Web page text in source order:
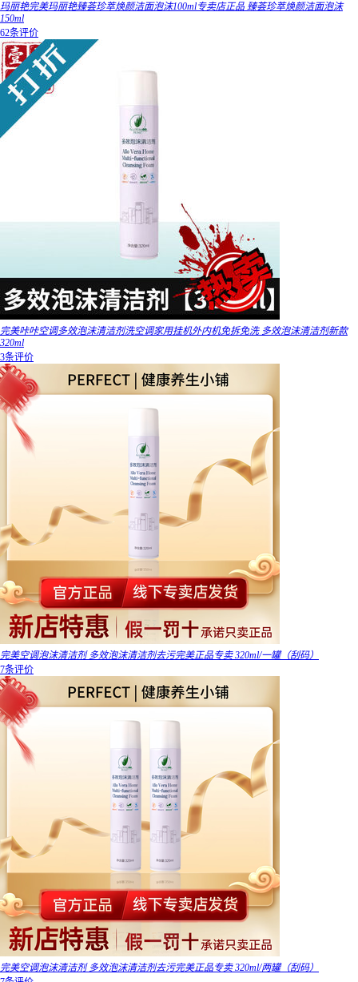
玛丽艳完美玛丽艳臻荟珍萃焕颜洁面泡沫100ml专卖店正品 臻荟珍萃焕颜洁面泡沫
150ml
62条评价
完美咔咔空调多效泡沫清洁剂洗空调家用挂机外内机免拆免洗 多效泡沫清洁剂新款
320ml
3条评价
完美空调泡沫清洁剂 多效泡沫清洁剂去污完美正品专卖 320ml/一罐（刮码）
7条评价
完美空调泡沫清洁剂 多效泡沫清洁剂去污完美正品专卖 320ml/两罐（刮码）